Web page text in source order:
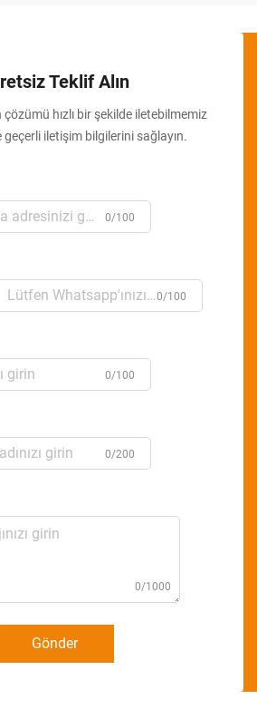
Teklif Alın
hızlı bir şekilde iletebilmemiz
geçerli iletişim bilgilerini sağlayın.
0/100
0/100
0/100
0/200
0/1000
Gönder